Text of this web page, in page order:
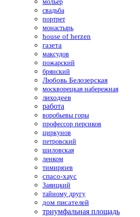
мольер
свадьба
портрет
монастырь
house of herzen
газета
максудов
пожарский
брянский
Любовь Белозерская
москворецкая набережная
лиходеев
работа
воробьевы горы
профессор персиков
циркунов
петровский
шиловская
ленком
тимирязев
спасо-хаус
Заяицкий
тайному другу
дом писателей
триумфальная площадь